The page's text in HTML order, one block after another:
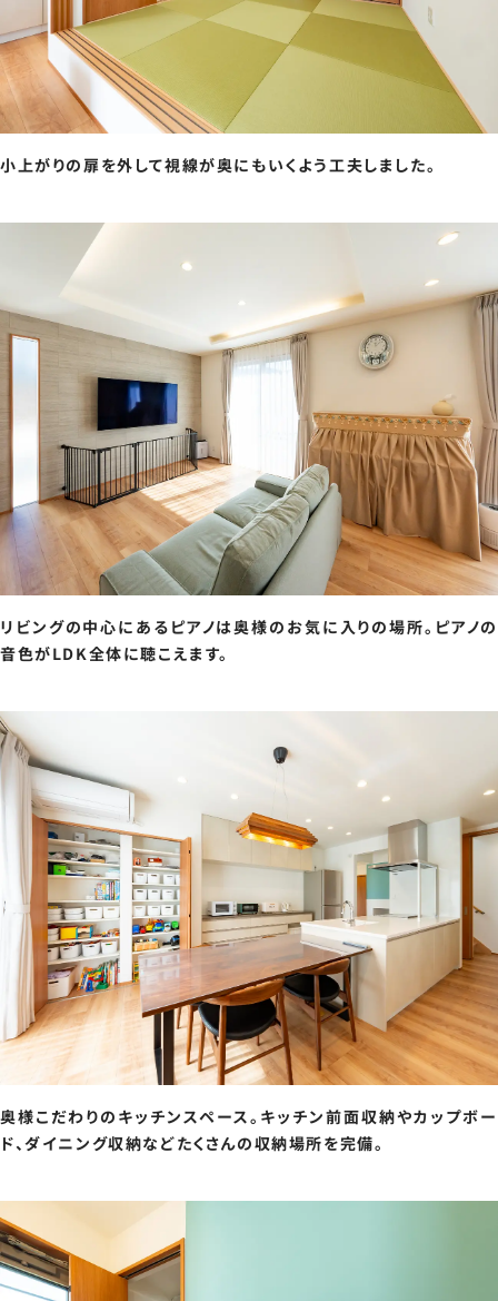
小上がりの扉を外して視線が奥にもいくよう工夫しました。
リビングの中心にあるピアノは奥様のお気に入りの場所。ピアノの
音色がLDK全体に聴こえます。
奥様こだわりのキッチンスペース。キッチン前面収納やカップボー
ド、ダイニング収納などたくさんの収納場所を完備。